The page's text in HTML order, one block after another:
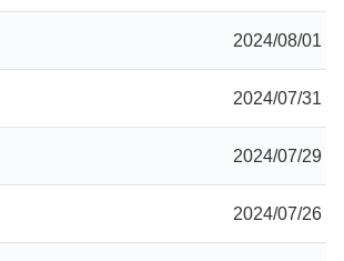
2024/08/01
2024/07/31
2024/07/29
2024/07/26